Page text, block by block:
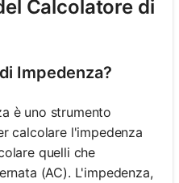
Calcolatore di
Impedenza?
è uno strumento
calcolare l'impedenza
quelli che
(AC). L'impedenza,